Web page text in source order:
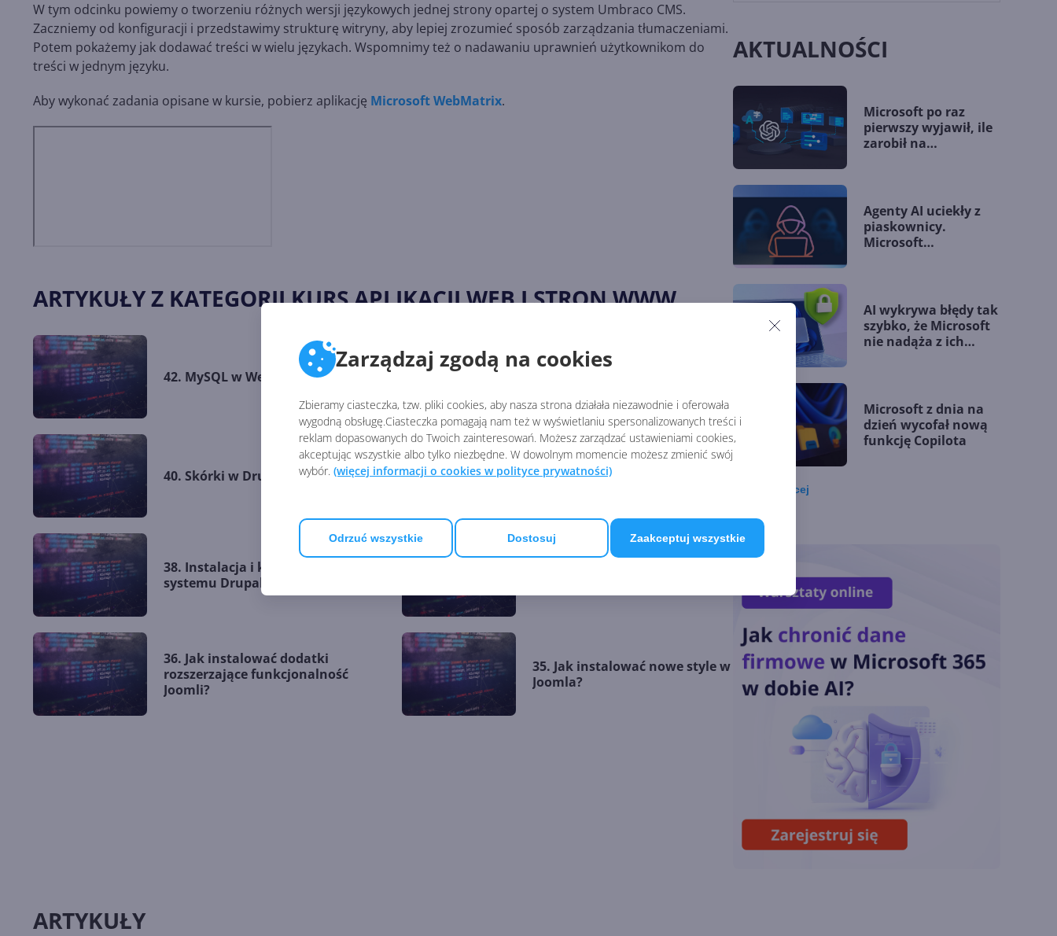
Zarządzaj zgodą na cookies
Zbieramy ciasteczka, tzw. pliki cookies, aby nasza strona działała niezawodnie i oferowała
wygodną obsługę.Ciasteczka pomagają nam też w wyświetlaniu spersonalizowanych treści i
reklam dopasowanych do Twoich zainteresowań. Możesz zarządzać ustawieniami cookies,
akceptując wszystkie albo tylko niezbędne. W dowolnym momencie możesz zmienić swój
wybór. (więcej informacji o cookies w polityce prywatności)
Odrzuć wszystkie Dostosuj Zaakceptuj wszystkie
W tym odcinku powiemy o tworzeniu różnych wersji językowych jednej strony opartej o system Umbraco CMS.
Zaczniemy od konfiguracji i przedstawimy strukturę witryny, aby lepiej zrozumieć sposób zarządzania tłumaczeniami.
Potem pokażemy jak dodawać treści w wielu językach. Wspomnimy też o nadawaniu uprawnień użytkownikom do
treści w jednym języku.
Aby wykonać zadania opisane w kursie, pobierz aplikację Microsoft WebMatrix.
ARTYKUŁY Z KATEGORII KURS APLIKACJI WEB I STRON WWW
42. MySQL w WebMatrix
40. Skórki w Drupalu 39. Potęga modułów w Drupalu
38. Instalacja i konfiguracja
systemu Drupal
36. Jak instalować dodatki
rozszerzające funkcjonalność
Joomli?
35. Jak instalować nowe style w
Joomla?
AKTUALNOŚCI
Microsoft po raz
pierwszy wyjawił, ile
zarobił na
Agenty AI uciekły z
piaskownicy.
Microsoft
AI wykrywa błędy tak
szybko, że Microsoft
nie nadąża z ich
Microsoft z dnia na
dzień wycofał nową
funkcję Copilota
Microsoft udostępnia
silnik GitHub Copilot
w Copilot Studio
model Astra.
Rozwiązał 10 starych
problemów
matematycznych
Zatrzęsienie nowości
w Microsoft Teams.
Zmiany z lipca 2026 r.
więcej
ARTYKUŁY